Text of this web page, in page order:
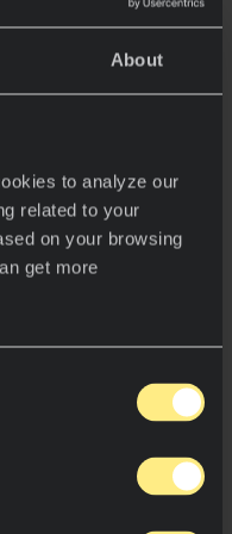
About
to analyze our
related to your
on your browsing
get more
bodega de 200
a la faceta
suelo y fiel a su
elementos
agradable
efecto hormigón